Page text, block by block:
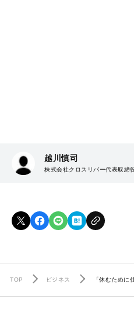
越川慎司
株式会社クロスリバー代表取締
TOP ビジネス 「休むため